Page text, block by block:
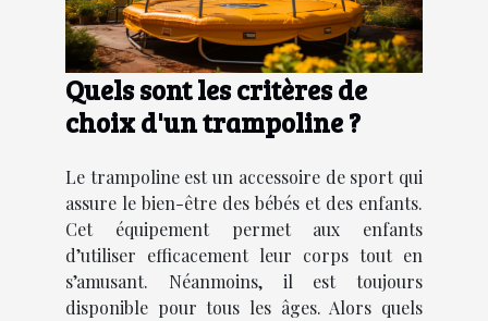
Quels sont les critères de
choix d'un trampoline ?
Le trampoline est un accessoire de sport qui
assure le bien-être des bébés et des enfants.
Cet équipement permet aux enfants
d’utiliser efficacement leur corps tout en
s’amusant. Néanmoins, il est toujours
disponible pour tous les âges. Alors quels